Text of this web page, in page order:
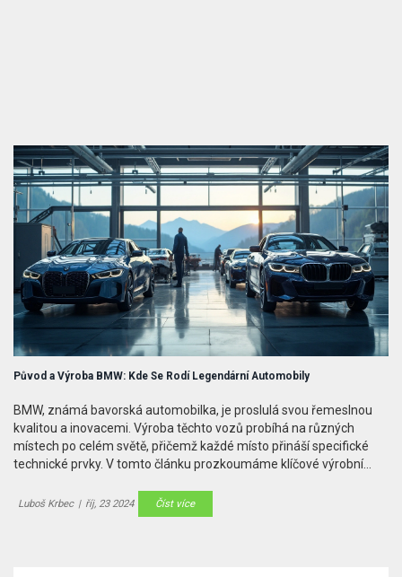
Původ a Výroba BMW: Kde Se Rodí Legendární Automobily
BMW, známá bavorská automobilka, je proslulá svou řemeslnou
kvalitou a inovacemi. Výroba těchto vozů probíhá na různých
místech po celém světě, přičemž každé místo přináší specifické
technické prvky. V tomto článku prozkoumáme klíčové výrobní
charakteristické podobě vozů BMW. Zajímavý pohled na historii a
současný stav výroby rozšíří vaše znalosti o této renomované
Luboš Krbec | říj, 23 2024 Číst více